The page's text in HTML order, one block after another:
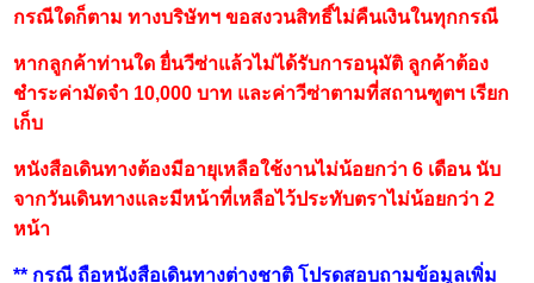
กรณีใดก็ตาม ทางบริษัทฯ ขอสงวนสิทธิ์ไม่คืนเงินในทุกกรณี
หากลูกค้าท่านใด ยื่นวีซ่าแล้วไม่ได้รับการอนุมัติ ลูกค้าต้อง
ชำระค่ามัดจำ 10,000 บาท และค่าวีซ่าตามที่สถานฑูตฯ เรียก
เก็บ
หนังสือเดินทางต้องมีอายุเหลือใช้งานไม่น้อยกว่า 6 เดือน นับ
จากวันเดินทางและมีหน้าที่เหลือไว้ประทับตราไม่น้อยกว่า 2
หน้า
** กรณี ถือหนังสือเดินทางต่างชาติ โปรดสอบถามข้อมูลเพิ่ม